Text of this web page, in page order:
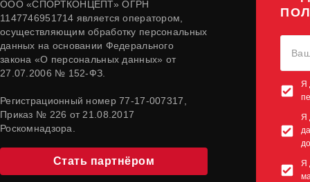
ООО «СПОРТКОНЦЕПТ» ОГРН
1147746951714 является оператором,
осуществляющим обработку персональных
данных на основании Федерального
закона «О персональных данных» от
27.07.2006 № 152-ФЗ.
Регистрационный номер 77-17-007317,
Приказ № 226 от 21.08.2017
Роскомнадзора.
Стать партнёром
Я
Я
Я